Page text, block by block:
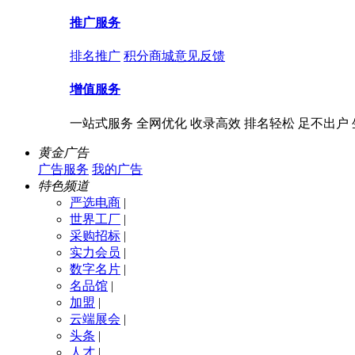
推广服务
排名推广 积分商城意见反馈
增值服务
一站式服务 全网优化 收录高效 排名轻松 足不出户
黄金广告
广告服务 我的广告
特色频道
严选电商 |
世界工厂 |
采购招标 |
实力会员 |
数字名片 |
名品馆 |
加盟 |
云端展会 |
头条 |
人才 |